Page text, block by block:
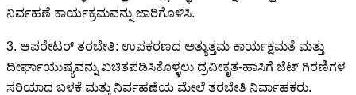
ನಿರ್ವಹಣೆ ಕಾರ್ಯಕ್ರಮವನ್ನು ಜಾರಿಗೊಳಿಸಿ.
3. ಆಪರೇಟರ್ ತರಬೇತಿ: ಉಪಕರಣದ ಅತ್ಯುತ್ತಮ ಕಾರ್ಯಕ್ಷಮತೆ ಮತ್ತು
ದೀರ್ಘಾಯುಷ್ಯವನ್ನು ಖಚಿತಪಡಿಸಿಕೊಳ್ಳಲು ದ್ರವೀಕೃತ-ಹಾಸಿಗೆ ಜೆಟ್ ಗಿರಣಿಗಳ
ಸರಿಯಾದ ಬಳಕೆ ಮತ್ತು ನಿರ್ವಹಣೆಯ ಮೇಲೆ ತರಬೇತಿ ನಿರ್ವಾಹಕರು.